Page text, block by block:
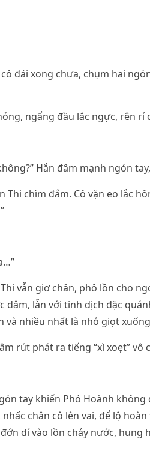
đái xong chưa, chụm hai
ngẩng đầu lắc ngực, rên rỉ
Hắn đâm mạnh ngón
Thi chìm đắm. Cô vặn eo lắc
vẫn giơ chân, phô lồn cho
lẫn với tinh dịch đặc
và nhiều nhất là nhỏ giọt
rút phát ra tiếng “xì xoẹt” vô
tay khiến Phó Hoành
chân cô lên vai, để lộ
dí vào lồn chảy nước, hung